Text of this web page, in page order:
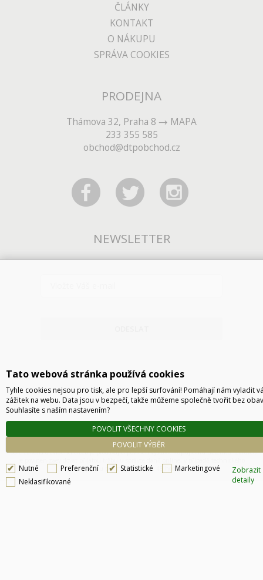
ČLÁNKY
KONTAKT
O NÁKUPU
SPRÁVA COOKIES
PRODEJNA
Thámova 32, Praha 8
MAPA
233 355 585
obchod@dtpobchod.cz
NEWSLETTER
Technické řešení © 2026 CyberSoft s.r.o.
Podle zákona o evidenci tržeb je prodávající povinen vystavit kupujícímu účtenku. Zároveň
výpadku pak nejpozději do 48 hodin.
Tato webová stránka používá cookies
Tyhle cookies nejsou pro tisk, ale pro lepší surfování! Pomáhají nám vyladit
zážitek na webu. Data jsou v bezpečí, takže můžeme společně tvořit bez
Souhlasíte s naším nastavením?
POVOLIT VÝBĚR
POVOLIT VŠECHNY COOKIES
Nutné Preferenční Statistické
Marketingové
Neklasifikované
Zobrazit
detaily